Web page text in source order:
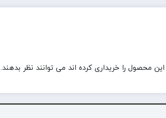
محصول را خریداری کرده اند می توانند نظر بدهند.